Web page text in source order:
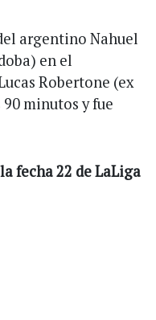
argentino Nahuel
en el
Robertone (ex
minutos y fue
fecha 22 de LaLiga